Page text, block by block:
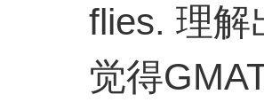
flies. 理解
觉得